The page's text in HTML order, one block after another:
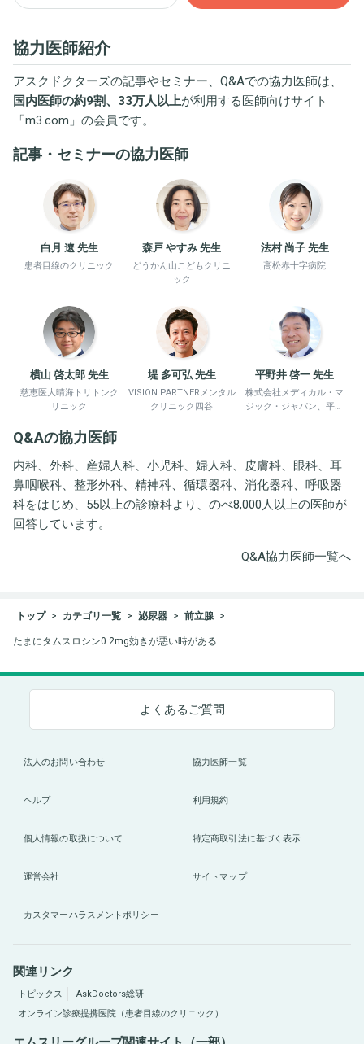
協力医師紹介
アスクドクターズの記事やセミナー、Q&Aでの協力医師は、
国内医師の約9割、33万人以上が利用する医師向けサイト
「m3.com 」の会員です。
記事・セミナーの協力医師
白月 遼 先生
患者目線のクリニック
森戸 やすみ 先生
どうかん山こどもクリニ
ック
法村 尚子 先生
高松赤十字病院
横山 啓太郎 先生
慈恵医大晴海トリトンク
リニック
堤 多可弘 先生
VISION PARTNERメンタル
クリニック四谷
平野井 啓一 先生
株式会社メディカル・マ
ジック・ジャパン、平野
Q&Aの協力医師
内科、外科、産婦人科、小児科、婦人科、皮膚科、眼科、耳
鼻咽喉科、整形外科、精神科、循環器科、消化器科、呼吸器
科をはじめ、55以上の診療科より、のべ8,000人以上の医師が
回答しています。
Q&A協力医師一覧へ
トップ カテゴリ一覧 泌尿器 前立腺
たまにタムスロシン0.2mg効きが悪い時がある
よくあるご質問
法人のお問い合わせ 協力医師一覧
ヘルプ 利用規約
個人情報の取扱について 特定商取引法に基づく表示
運営会社 サイトマップ
カスタマーハラスメントポリシー
関連リンク
トピックス
AskDoctors総研
オンライン診療提携医院（患者目線のクリニック）